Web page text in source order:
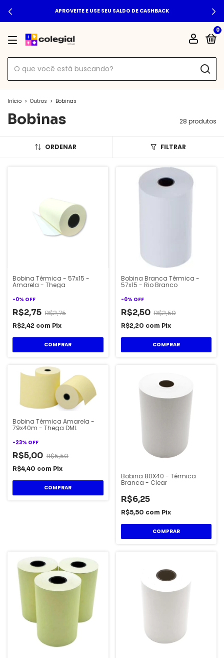
APROVEITE E USE SEU SALDO DE CASHBACK
0
Início > Outros > Bobinas
Bobinas 28 produtos
ORDENAR FILTRAR
Bobina Térmica - 57x15 -
Amarela - Thega
-0% OFF
R$2,75 R$2,75
R$2,42 com Pix
Bobina Branca Térmica -
57x15 - Rio Branco
-0% OFF
R$2,50 R$2,50
R$2,20 com Pix
Bobina Térmica Amarela -
79x40m - Thega DML
-23% OFF
R$5,00 R$6,50
R$4,40 com Pix
Bobina 80X40 - Térmica
Branca - Clear
R$6,25
R$5,50 com Pix